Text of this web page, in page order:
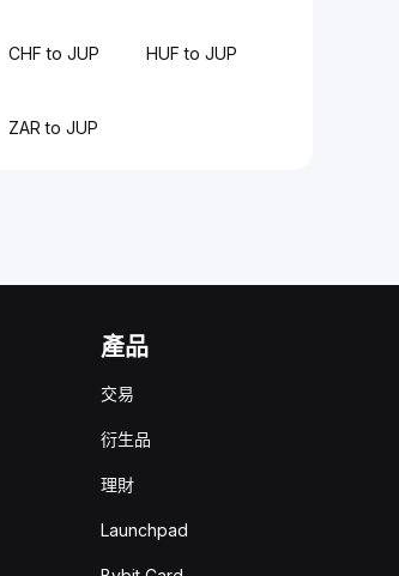
CHF to JUP HUF to JUP
ZAR to JUP
產品
交易
衍生品
理財
Launchpad